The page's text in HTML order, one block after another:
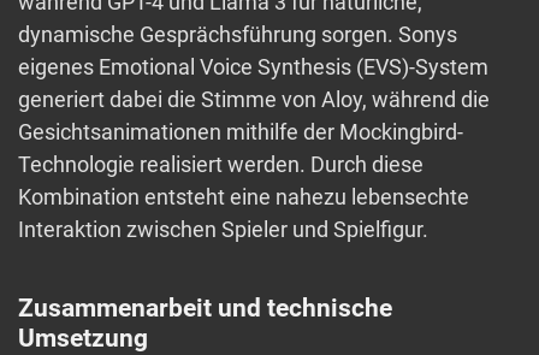
dynamische Gesprächsführung sorgen. Sonys
eigenes Emotional Voice Synthesis (EVS)-System
generiert dabei die Stimme von Aloy, während die
Gesichtsanimationen mithilfe der Mockingbird-
Technologie realisiert werden. Durch diese
Kombination entsteht eine nahezu lebensechte
Interaktion zwischen Spieler und Spielfigur.
Zusammenarbeit und technische
Umsetzung